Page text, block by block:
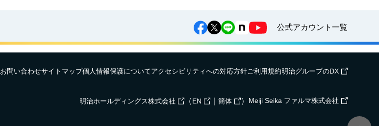
公式アカウント一覧
お問い合わせサイトマップ個人情報保護についてアクセシビリティへの対応方針ご利用規約明治グループのDX
明治ホールディングス株式会社 （EN 簡体 ） Meiji Seika ファルマ株式会社